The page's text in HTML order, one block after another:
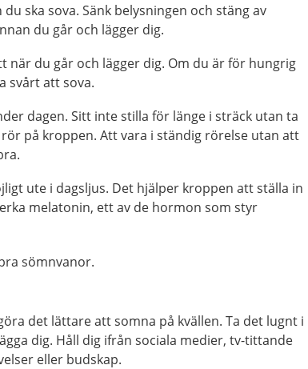
ska sova. Sänk belysningen och stäng av
du går och lägger dig.
när du går och lägger dig. Om du är för hungrig
svårt att sova.
dagen. Sitt inte stilla för länge i sträck utan ta
på kroppen. Att vara i ständig rörelse utan att
ute i dagsljus. Det hjälper kroppen att ställa in
melatonin, ett av de hormon som styr
sömnvanor.
det lättare att somna på kvällen. Ta det lugnt i
dig. Håll dig ifrån sociala medier, tv-tittande
eller budskap.